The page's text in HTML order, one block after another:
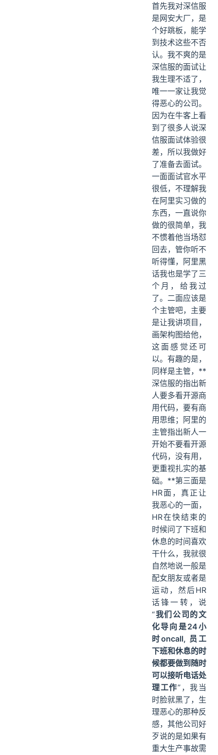
首先我对深信服
是网安大厂，是
个好跳板，能学
到技术这些不否
认。我不爽的是
深信服的面试让
我生理不适了，
唯一一家让我觉
得恶心的公司。
因为在牛客上看
到了很多人说深
信服面试体验很
差，所以我做好
了准备去面试。
一面面试官水平
很低，不理解我
在阿里实习做的
东西，一直说你
做的很简单，我
不惯着他当场怼
回去，管你听不
听得懂，阿里黑
话我也是学了三
个月，给我过
了。二面应该是
个主管吧，主要
是让我讲项目，
画架构图给他，
这面感觉还可
以。有趣的是，
同样是主管，**
深信服的指出新
人要多看开源商
用代码，要有商
用思维；阿里的
主管指出新人一
开始不要看开源
代码，没有用，
更重视扎实的基
础。**第三面是
HR面，真正让
我恶心的一面，
HR在快结束的
时候问了下班和
休息的时间喜欢
干什么，我就很
自然地说一般是
配女朋友或者是
运动，然后HR
话锋一转，说
“我们公司的文
化导向是24小
时oncall, 员工
下班和休息的时
候都要做到随时
可以接听电话处
理工作”，我当
时脸就黑了，生
理恶心的那种反
感，其他公司好
歹说的是如果有
重大生产事故需